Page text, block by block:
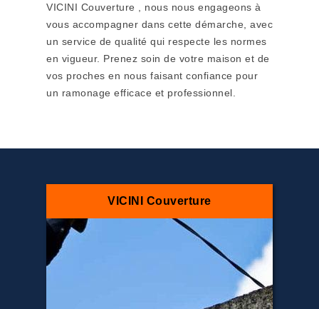
VICINI Couverture , nous nous engageons à
vous accompagner dans cette démarche, avec
un service de qualité qui respecte les normes
en vigueur. Prenez soin de votre maison et de
vos proches en nous faisant confiance pour
un ramonage efficace et professionnel.
VICINI Couverture